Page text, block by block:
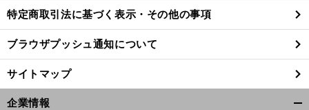
特定商取引法に基づく表示・その他の事項
ブラウザプッシュ通知について
サイトマップ
企業情報